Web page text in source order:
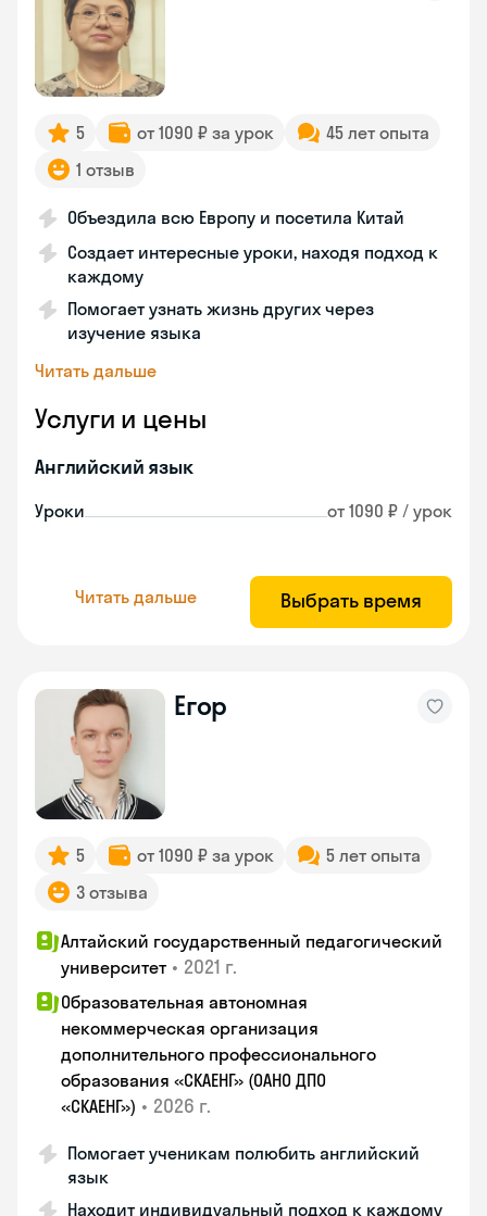
5 от 1090 ₽ за урок
45 лет опыта
1 отзыв
Объездила всю Европу и посетила Китай
Создает интересные уроки, находя подход к
каждому
Помогает узнать жизнь других через
изучение языка
Читать дальше
Услуги и цены
Английский язык
Уроки от 1090 ₽ / урок
Читать дальше Выбрать время
Егор
5 от 1090 ₽ за урок
5 лет опыта
3 отзыва
Алтайский государственный педагогический
университет • 2021 г.
Образовательная автономная
некоммерческая организация
дополнительного профессионального
образования «СКАЕНГ» (ОАНО ДПО
«СКАЕНГ») • 2026 г.
Помогает ученикам полюбить английский
язык
Находит индивидуальный подход к каждому